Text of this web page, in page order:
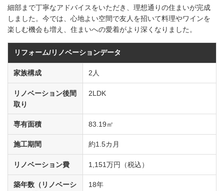
細部まで丁寧なアドバイスをいただき、理想通りの住まいが完成
しました。今では、⼼地よい空間で友⼈を招いて料理やワインを
楽しむ機会も増え、住まいへの愛着がより深くなりました。
リフォーム/リノベーションデータ
家族構成 2⼈
リノベーション後間
取り
2LDK
専有⾯積 83.19㎡
施⼯期間 約1.5カ⽉
リノベーション費 1,151万円（税込）
築年数（リノベーシ
18年